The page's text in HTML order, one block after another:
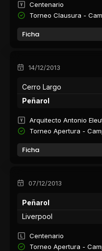
Centenario
Torneo Clausura -
Ficha
14/12/2013
Cerro Largo
Peñarol
Arquitecto Antonio
Torneo Apertura -
Ficha
07/12/2013
Peñarol
Liverpool
Centenario
Torneo Apertura -